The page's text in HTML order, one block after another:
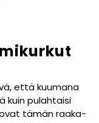
että kuumana
kuin pulahtaisi
tämän raaka-